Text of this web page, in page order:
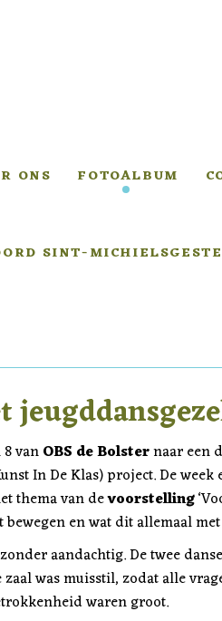
ONS FOTOALBUM
SINT-
vanOBS de Bolsternaar een
In De Klas) project. De
thema van devoorstelling
en wat dit allemaal
aandachtig. De twee
was muisstil, zodat alle
waren groot.